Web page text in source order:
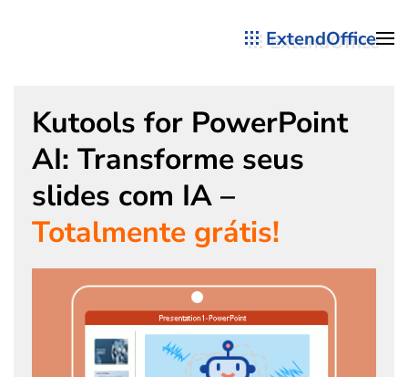
ExtendOffice
Kutools for PowerPoint
AI: Transforme seus
slides com IA –
Totalmente grátis!